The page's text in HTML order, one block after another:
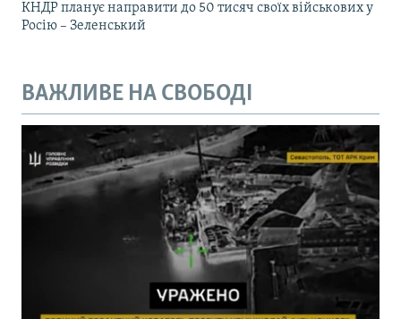
КНДР планує направити до 50 тисяч своїх військових у
Росію – Зеленський
ВАЖЛИВЕ НА СВОБОДІ